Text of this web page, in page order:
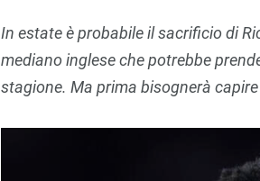
In estate è probabile il sacrificio di
mediano inglese che potrebbe
stagione. Ma prima bisognerà